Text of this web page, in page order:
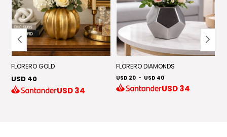
FLORERO GOLD
USD 40
USD34
FLORERO DIAMONDS
USD 20 - USD 40
USD34